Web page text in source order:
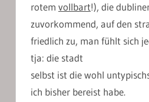
rotem vollbart!), die
zuvorkommend, auf den
friedlich zu, man fühlt sich
tja: die stadt
selbst ist die wohl
ich bisher bereist habe.